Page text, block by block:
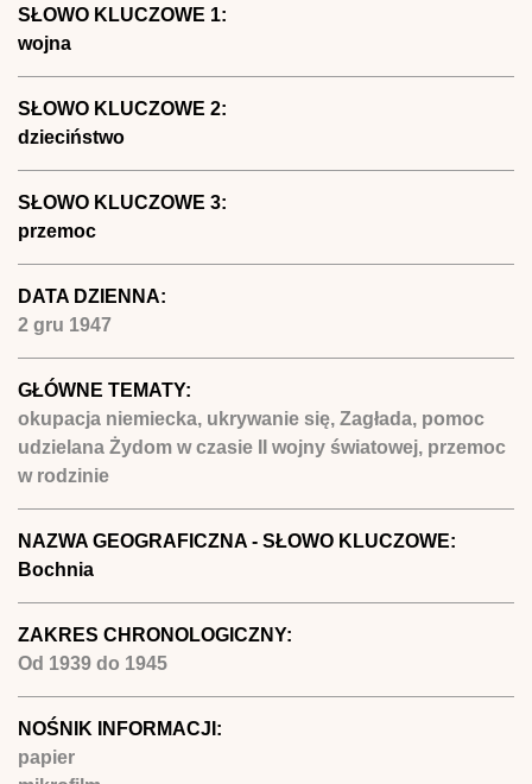
SŁOWO KLUCZOWE 1:
wojna
SŁOWO KLUCZOWE 2:
dzieciństwo
SŁOWO KLUCZOWE 3:
przemoc
DATA DZIENNA:
2 gru 1947
GŁÓWNE TEMATY:
okupacja niemiecka, ukrywanie się, Zagłada, pomoc
udzielana Żydom w czasie II wojny światowej, przemoc
w rodzinie
NAZWA GEOGRAFICZNA - SŁOWO KLUCZOWE:
Bochnia
ZAKRES CHRONOLOGICZNY:
Od 1939 do 1945
NOŚNIK INFORMACJI:
papier